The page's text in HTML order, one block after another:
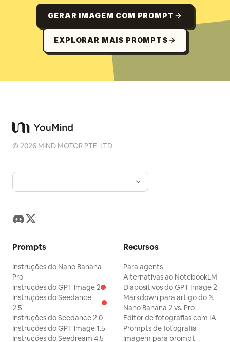
GERAR IMAGEM COM PROMPT
EXPLORAR MAIS PROMPTS
©2026 MIND MOTOR PTE. LTD.
Prompts
Instruções do Nano Banana
Pro
Instruções do GPT Image 2
Instruções do Seedance
2.5
Instruções do Seedance 2.0
Instruções do GPT Image 1.5
Instruções do Seedream 4.5
Recursos
Para agents
Alternativas ao NotebookLM
Diapositivos do GPT Image 2
Markdown para artigo do 𝕏
Nano Banana 2 vs. Pro
Editor de fotografias com IA
Prompts de fotografia
Imagem para prompt